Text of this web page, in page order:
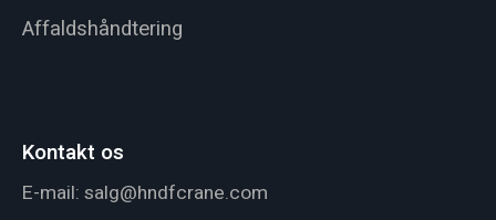
Affaldshåndtering
Kontakt os
E-mail: salg@hndfcrane.com